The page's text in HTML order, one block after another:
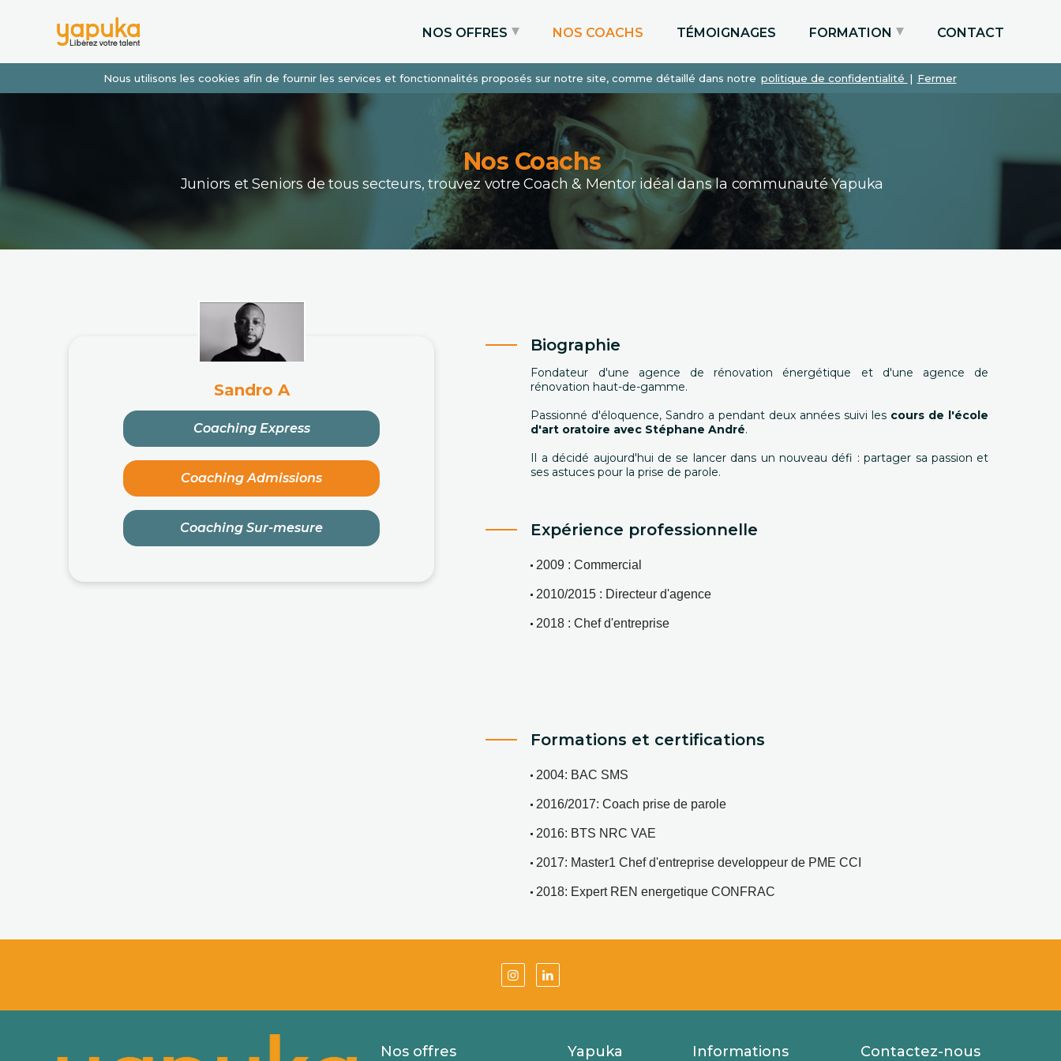
Nous utilisons les cookies afin de fournir les services et fonctionnalités proposés sur notre site, comme détaillé dans notre politique de confidentialité | Fermer
NOS OFFRES
Coaching Express
Coaching Admissions
Coaching Sur-mesure
NOS COACHS TÉMOIGNAGES FORMATION
Particuliers via le CPF
Etudiants
Entreprises
CONTACT
Nos Coachs
Juniors et Seniors de tous secteurs, trouvez votre Coach & Mentor idéal dans la communauté Yapuka
Sandro A
Coaching Express
Coaching Admissions
Coaching Sur-mesure
Biographie
Fondateur d'une agence de rénovation énergétique et d'une agence de
rénovation haut-de-gamme.
Passionné d'éloquence, Sandro a pendant deux années suivi les cours de l'école
d'art oratoire avec Stéphane André.
Il a décidé aujourd'hui de se lancer dans un nouveau défi : partager sa passion et
ses astuces pour la prise de parole.
Expérience professionnelle
2009 : Commercial
2010/2015 : Directeur d'agence
2018 : Chef d'entreprise
Formations et certifications
2004: BAC SMS
2016/2017: Coach prise de parole
2016: BTS NRC VAE
2017: Master1 Chef d'entreprise developpeur de PME CCI
2018: Expert REN energetique CONFRAC
Nos offres Yapuka Informations Contactez-nous